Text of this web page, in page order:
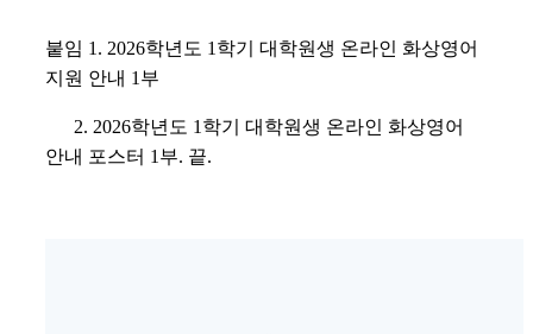
붙임 1. 2026학년도 1 학기 대학원생 온라인 화상영어
지원 안내 1 부
2. 2026학년도 1 학기 대학원생 온라인 화상영어
안내 포스터 1 부. 끝.